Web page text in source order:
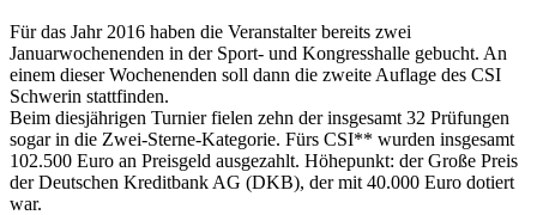
Für das Jahr 2016 haben die Veranstalter bereits zwei
Januarwochenenden in der Sport- und Kongresshalle gebucht. An
einem dieser Wochenenden soll dann die zweite Auflage des CSI
Schwerin stattfinden.
Beim diesjährigen Turnier fielen zehn der insgesamt 32 Prüfungen
sogar in die Zwei-Sterne-Kategorie. Fürs CSI** wurden insgesamt
102.500 Euro an Preisgeld ausgezahlt. Höhepunkt: der Große Preis
der Deutschen Kreditbank AG (DKB), der mit 40.000 Euro dotiert
war.